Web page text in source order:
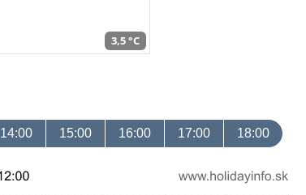
3,5 °C
14:00 15:00 16:00 17:00 18:00